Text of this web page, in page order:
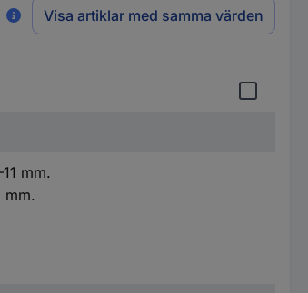
Visa artiklar med samma värden
mm.
mm.